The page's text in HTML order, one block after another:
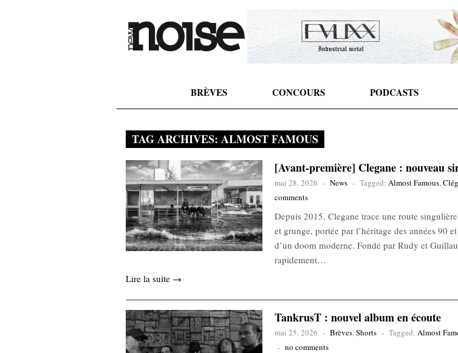
BRÈVES CONCOURS PODCASTS
TAG ARCHIVES: ALMOST FAMOUS
[Avant-première] Clegane : nouveau
mai 28, 2026 - News - Tagged: Almost Famous,
comments
Depuis 2015, Clegane trace une route
et grunge, portée par l’héritage des années 90
d’un doom moderne. Fondé par Rudy et
rapidement…
Lire la suite →
TankrusT : nouvel album en écoute
mai 25, 2026 - Brèves,Shorts - Tagged: Almost
- no comments